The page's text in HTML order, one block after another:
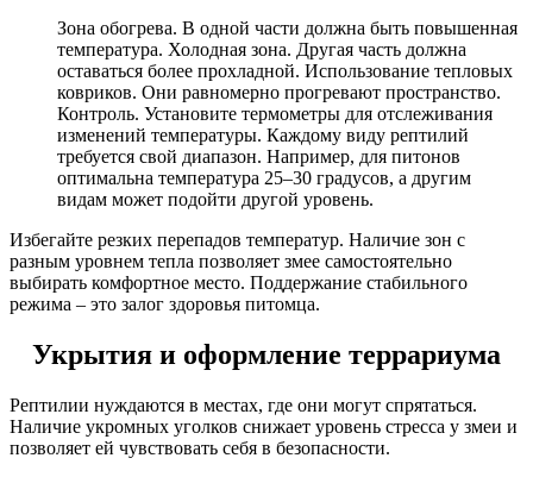
Зона обогрева. В одной части должна быть повышенная
температура. Холодная зона. Другая часть должна
оставаться более прохладной. Использование тепловых
ковриков. Они равномерно прогревают пространство.
Контроль. Установите термометры для отслеживания
изменений температуры. Каждому виду рептилий
требуется свой диапазон. Например, для питонов
оптимальна температура 25–30 градусов, а другим
видам может подойти другой уровень.
Избегайте резких перепадов температур. Наличие зон с
разным уровнем тепла позволяет змее самостоятельно
выбирать комфортное место. Поддержание стабильного
режима – это залог здоровья питомца.
Укрытия и оформление террариума
Рептилии нуждаются в местах, где они могут спрятаться.
Наличие укромных уголков снижает уровень стресса у змеи и
позволяет ей чувствовать себя в безопасности.